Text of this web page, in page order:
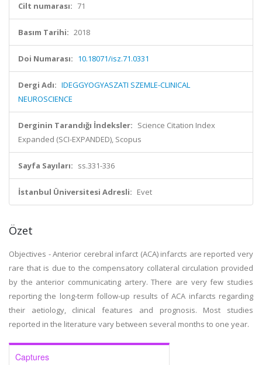
Cilt numarası: 71
Basım Tarihi: 2018
Doi Numarası: 10.18071/isz.71.0331
Dergi Adı: IDEGGYOGYASZATI SZEMLE-CLINICAL
NEUROSCIENCE
Derginin Tarandığı İndeksler: Science Citation Index
Expanded (SCI-EXPANDED), Scopus
Sayfa Sayıları: ss.331-336
İstanbul Üniversitesi Adresli: Evet
Özet
Objectives - Anterior cerebral infarct (ACA) infarcts are reported very
rare that is due to the compensatory collateral circulation provided
by the anterior communicating artery. There are very few studies
reporting the long-term follow-up results of ACA infarcts regarding
their aetiology, clinical features and prognosis. Most studies
reported in the literature vary between several months to one year.
Captures